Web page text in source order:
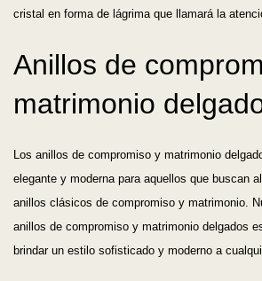
cristal en forma de lágrima que llamará la
Anillos de
matrimonio
Los anillos de compromiso y matrimonio
elegante y moderna para aquellos que buscan
anillos clásicos de compromiso y matrimonio.
anillos de compromiso y matrimonio delgados
brindar un estilo sofisticado y moderno a